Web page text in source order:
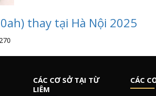
thay tại Hà Nội 2025
CÁC CƠ SỞ TẠI TỪ
LIÊM
CÁC